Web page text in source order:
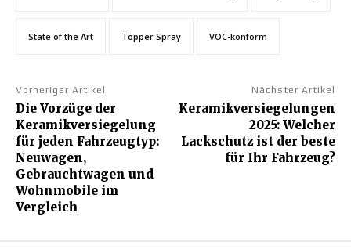
State of the Art Topper Spray VOC-konform
Vorheriger Artikel
Die Vorzüge der
Keramikversiegelung
für jeden Fahrzeugtyp:
Neuwagen,
Gebrauchtwagen und
Wohnmobile im
Vergleich
Nächster Artikel
Keramikversiegelungen
2025: Welcher
Lackschutz ist der beste
für Ihr Fahrzeug?